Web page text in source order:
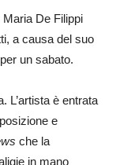
De Filippi
a causa del suo
un sabato.
L’artista è entrata
e
che la
in mano